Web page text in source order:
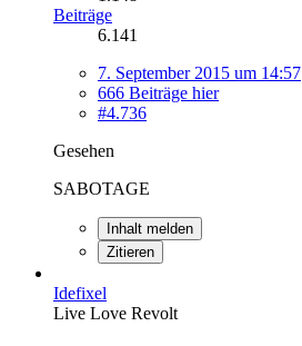
Beiträge
6.141
7. September 2015 um 14:57
666 Beiträge hier
#4.736
Gesehen
SABOTAGE
Inhalt melden
Zitieren
Idefixel
Live Love Revolt